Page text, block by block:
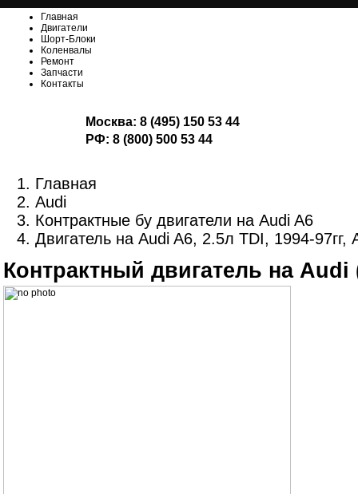
Главная
Двигатели
Шорт-Блоки
Коленвалы
Ремонт
Запчасти
Контакты
Москва: 8 (495) 150 53 44
РФ: 8 (800) 500 53 44
Главная
Audi
Контрактные бу двигатели на Audi A6
Двигатель на Audi A6, 2.5л TDI, 1994-97гг,
Контрактный двигатель на Audi